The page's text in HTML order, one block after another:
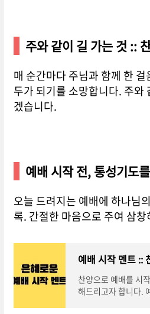
주와 같이 길 가는 것 ::
매 순간마다 주님과 함께 한
두가 되기를 소망합니다. 주와
겠습니다.
예배 시작 전, 통성기도
오늘 드려지는 예배에 하나님
록. 간절한 마음으로 주여 삼
찬양으로 예배를 시
해드리고자 합니다.